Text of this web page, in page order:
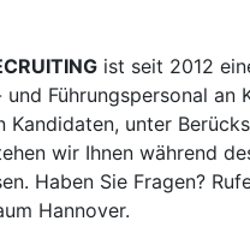
ist seit 2012
Führungspersonal
Kandidaten, unter
wir Ihnen während
Haben Sie Fragen?
Hannover.